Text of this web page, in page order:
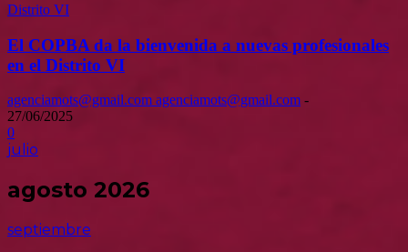
Distrito VI
El COPBA da la bienvenida a nuevas profesionales
en el Distrito VI
agenciamots@gmail.com agenciamots@gmail.com -
27/06/2025
0
julio
agosto 2026
septiembre